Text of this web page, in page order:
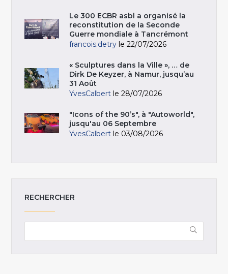
Le 300 ECBR asbl a organisé la
reconstitution de la Seconde
Guerre mondiale à Tancrémont
francois.detry le 22/07/2026
« Sculptures dans la Ville », … de
Dirk De Keyzer, à Namur, jusqu’au
31 Août
YvesCalbert le 28/07/2026
"Icons of the 90’s", à "Autoworld",
jusqu'au 06 Septembre
YvesCalbert le 03/08/2026
RECHERCHER